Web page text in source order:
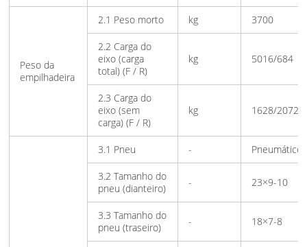
Peso da
empilhadeira
2.1 Peso morto kg 3700
2.2 Carga do
eixo (carga
total) (F / R)
kg 5016/684
2.3 Carga do
eixo (sem
carga) (F / R)
kg 1628/2072
3.1 Pneu - Pneumático
3.2 Tamanho do
pneu (dianteiro)
- 23×9-10
3.3 Tamanho do
pneu (traseiro)
- 18×7-8